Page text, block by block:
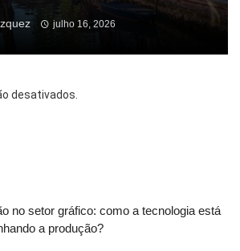
julho 16, 2026
desativados.
no setor gráfico: como a tecnologia está
a produção?